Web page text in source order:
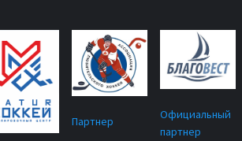
Партнер
Официальный
партнер